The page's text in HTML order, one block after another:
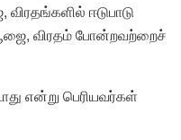
ஈடுபாடு
விரதம் போன்றவற்றைச்
என்று பெரியவர்கள்